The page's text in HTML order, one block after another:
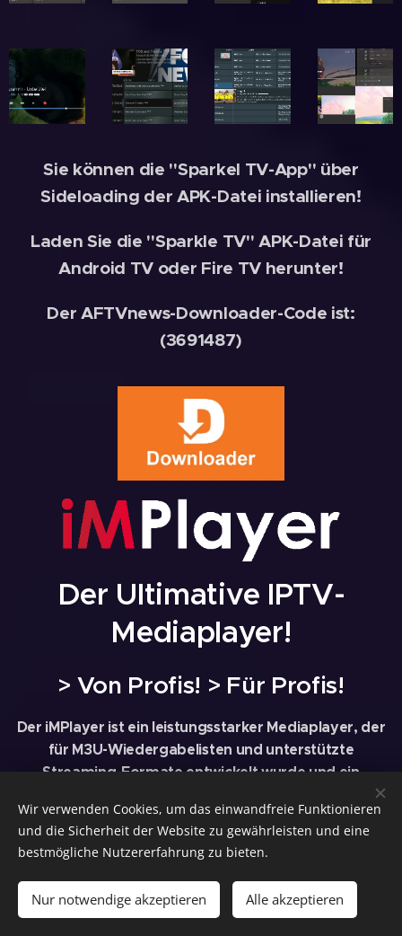
Sie können die "Sparkel TV-App" über
Sideloading der APK-Datei installieren!
Laden Sie die "Sparkle TV" APK-Datei für
Android TV oder Fire TV herunter!
Der AFTVnews-Downloader-Code ist:
(3691487)
Der Ultimative IPTV-
Mediaplayer!
> Von Profis! > Für Profis!
Der iMPlayer ist ein leistungsstarker Mediaplayer, der
für M3U-Wiedergabelisten und unterstützte
Streaming-Formate entwickelt wurde und ein
Video-on-Demand, Aufnahmefunktion, Downloads
und vollständiger EPG-Navigation bietet.
Verfügbar auf Apple TV, iPhone, iPad, Android-
Smartphones und -Tablets sowie Android TV.
Wir verwenden Cookies, um das einwandfreie Funktionieren
und die Sicherheit der Website zu gewährleisten und eine
bestmögliche Nutzererfahrung zu bieten.
Nur notwendige akzeptieren Alle akzeptieren